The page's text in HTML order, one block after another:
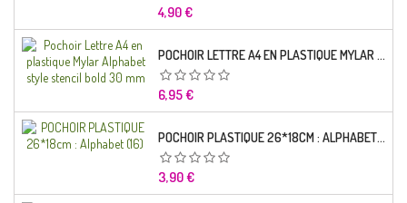
Prix
4,90 €
POCHOIR LETTRE A4 EN PLASTIQUE MYLAR ALPHABET STYLE STENCIL BOLD 30 MM
Prix
6,95 €
POCHOIR PLASTIQUE 26*18CM : ALPHABET (16)
Prix
3,90 €